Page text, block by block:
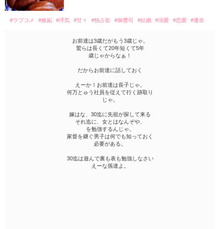
#ラブコメ #嫉妬 #浮気 #甘々 #独占欲 #御曹司 #結婚 #溺愛 #恋愛 #運命
お前達は3歳だがもう3歳じゃ。
鷲らは長くて20年短くて5年
歳じゃからなぁ！
だからお前達に話しておく
えーか！お前達は長子じゃ。
何万とゅう社員を従えて行く跡取り
じゃ。
嫁はな、30迄に先祖が探して来る
それ迄に、女とはなんぞや、
を勉強するんじゃ。
家督を継ぐ男子は何でも知っておく
必要がある。
30迄は遊んで裏も表も勉強しなさい
えーな孫達よ。